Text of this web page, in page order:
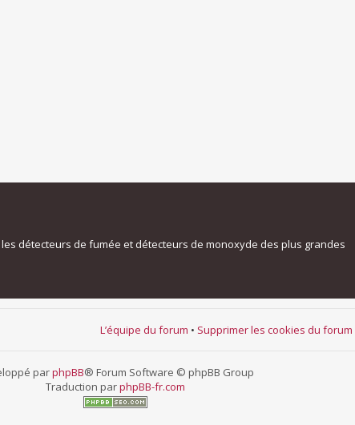
détecteurs de fumée et détecteurs de monoxyde des plus grandes
L’équipe du forum • Supprimer les cookies du forum
parphpBB® Forum Software © phpBB Group
Traduction parphpBB-fr.com